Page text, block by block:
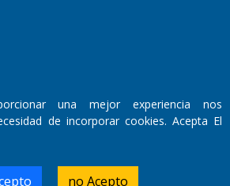
855,
una mejor experiencia nos
de incorporar cookies. Acepta El
no Acepto